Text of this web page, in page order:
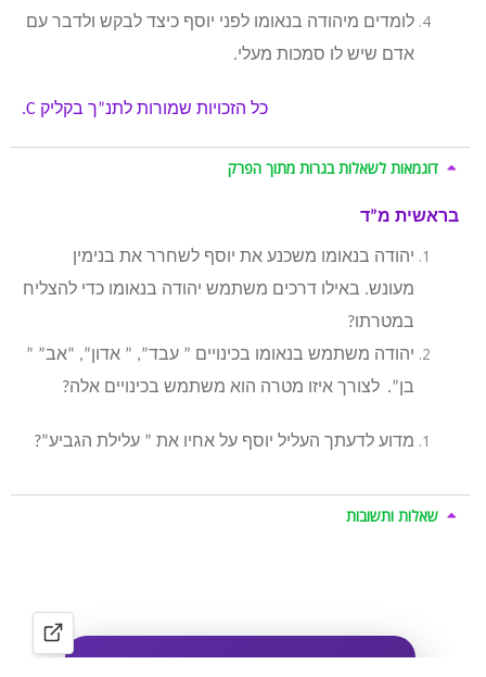
לומדים מיהודה בנאומו לפני יוסף כיצד לבקש ולדבר עם
אדם שיש לו סמכות מעלי.
כל הזכויות שמורות לתנ”ך בקליק C.
דוגמאות לשאלות בגרות מתוך הפרק
בראשית מ”ד
יהודה בנאומו משכנע את יוסף לשחרר את בנימין
מעונש. באילו דרכים משתמש יהודה בנאומו כדי להצליח
במטרתו?
יהודה משתמש בנאומו בכינויים ” עבד”, ” אדון”, “אב” ”
בן”. לצורך איזו מטרה הוא משתמש בכינויים אלה?
מדוע לדעתך העליל יוסף על אחיו את ” עלילת הגביע”?
שאלות ותשובות